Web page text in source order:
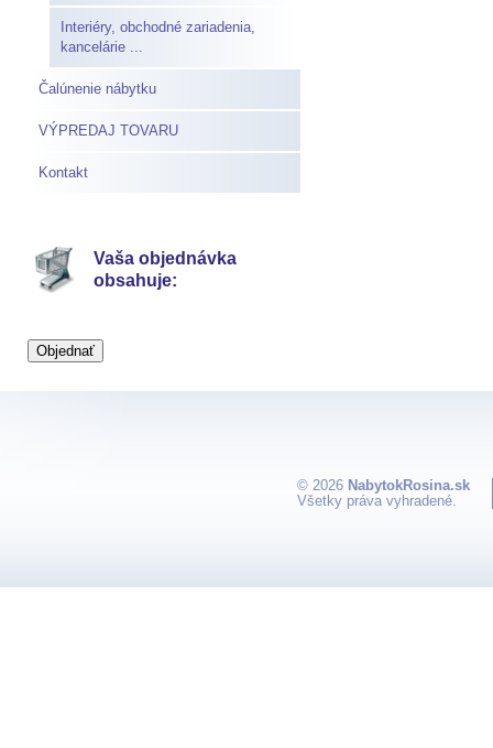
Interiéry, obchodné zariadenia,
kancelárie ...
Čalúnenie nábytku
VÝPREDAJ TOVARU
Kontakt
Vaša objednávka
obsahuje:
© 2026 NabytokRosina.sk
Všetky práva vyhradené.